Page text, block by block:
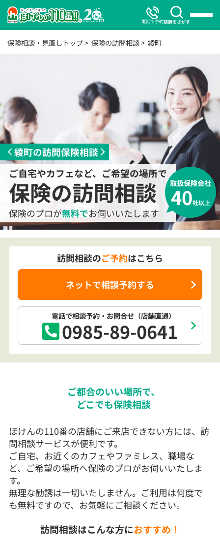
電話で予約店舗をさがす
保険相談・見直しトップ 保険の訪問相談 綾町
綾町の訪問保険相談
ご自宅やカフェなど、ご希望の場所で
保険の訪問相談
保険のプロが無料でお伺いいたします
取扱保険会社
40社以上
電話で相談予約 ・お問合せ （店舗直通）
0985-89-0641
訪問相談のご予約はこちら
ネットで相談予約する
ご都合のいい場所で、
どこでも保険相談
ほけんの110番の店舗にご来店できない方には、訪
問相談サービスが便利です。
ご自宅、お近くのカフェやファミレス、職場な
ど、ご希望の場所へ保険のプロがお伺いいたしま
す。
無理な勧誘は一切いたしません。ご利用は何度で
も無料ですので、お気軽にご相談ください。
訪問相談はこんな方におすすめ！